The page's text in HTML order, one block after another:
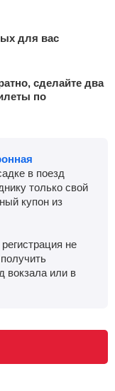
для вас
сделайте два
по
в поезд
только свой
купон из
не
вокзала или в